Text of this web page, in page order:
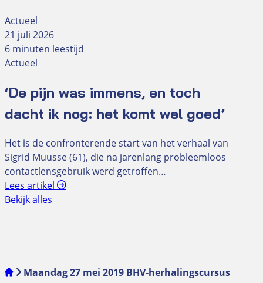
Actueel
21 juli 2026
6 minuten leestijd
Actueel
‘De pijn was immens, en toch
dacht ik nog: het komt wel goed’
Het is de confronterende start van het verhaal van
Sigrid Muusse (61), die na jarenlang probleemloos
contactlensgebruik werd getroffen…
Lees artikel
Bekijk alles
Maandag 27 mei 2019 BHV-herhalingscursus